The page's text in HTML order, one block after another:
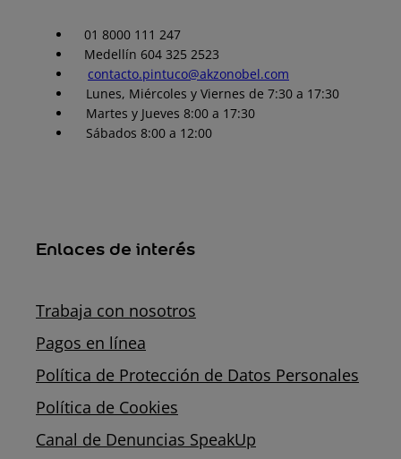
01 8000 111 247
Medellín 604 325 2523
contacto.pintuco@akzonobel.com
Lunes, Miércoles y Viernes de 7:30 a 17:30
Martes y Jueves 8:00 a 17:30
Sábados 8:00 a 12:00
Enlaces de interés
Trabaja con nosotros
Pagos en línea
Política de Protección de Datos Personales
Política de Cookies
Canal de Denuncias SpeakUp